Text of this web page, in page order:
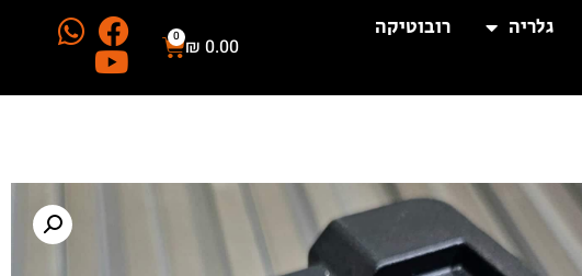
גלריה
רובוטיקה
₪ 0.00
0